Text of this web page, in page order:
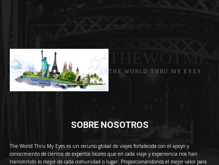
THE WORLD THRU MY EYES
SOBRE NOSOTROS
The World Thru My Eyes es un recurso global de viajes fortalecida con el apoyo y
conocimiento de cientos de expertos locales que en cada viaje y experiencia nos han
transmitido lo mejor de cada comunidad o lugar. Proporcionándonos el mejor valor para